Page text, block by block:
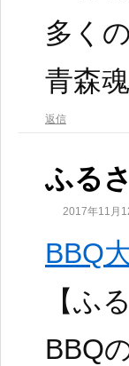
多く
青森
返信
ふる
2017年11月
BBQ
【ふ
BBQ